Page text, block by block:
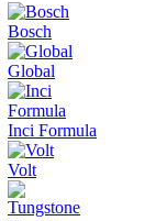
Bosch
Global
Inci Formula
Volt